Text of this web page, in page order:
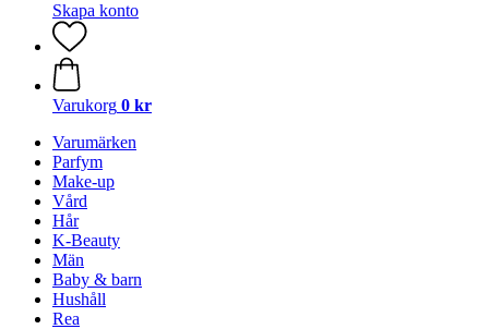
Skapa konto
Varukorg 0 kr
Varumärken
Parfym
Make-up
Vård
Hår
K-Beauty
Män
Baby & barn
Hushåll
Rea